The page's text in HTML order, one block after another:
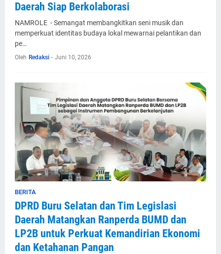
Daerah Siap Berkolaborasi
NAMROLE - Semangat membangkitkan seni musik dan
memperkuat identitas budaya lokal mewarnai pelantikan dan
pe…
Oleh Redaksi - Juni 10, 2026
BERITA
DPRD Buru Selatan dan Tim Legislasi
Daerah Matangkan Ranperda BUMD dan
LP2B untuk Perkuat Kemandirian Ekonomi
dan Ketahanan Pangan